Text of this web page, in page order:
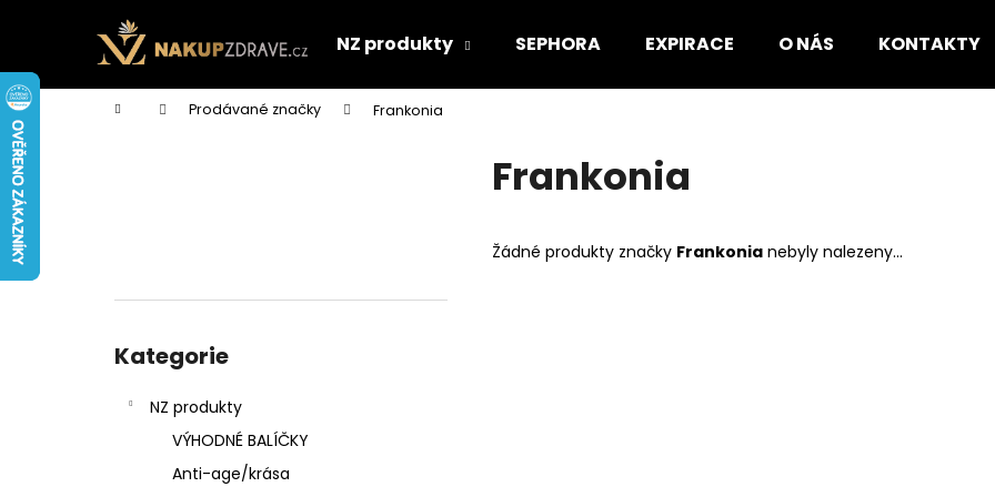
NZ produkty SEPHORA EXPIRACE O NÁS KONTAKTY
Domů Prodávané značky Frankonia
kategorie
Kategorie
NZ produkty
VÝHODNÉ BALÍČKY
Anti-age/krása
Frankonia
Žádné produkty značky Frankonia nebyly nalezeny...
š
í
k
Zpět
do
Zpět
do